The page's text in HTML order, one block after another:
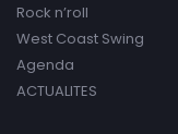
Rock n’roll
West Coast Swing
Agenda
ACTUALITES